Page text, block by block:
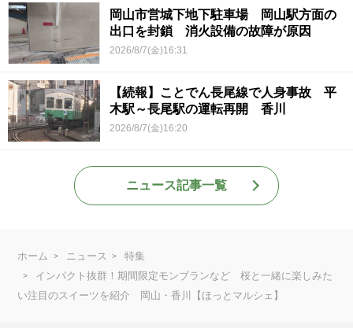
岡山市営城下地下駐車場 岡山駅方面の
出口を封鎖 消火設備の故障が原因
2026/8/7(金)16:31
【続報】ことでん長尾線で人身事故 平
木駅～長尾駅の運転再開 香川
2026/8/7(金)16:20
ニュース記事一覧
ホーム ニュース
特集
インパクト抜群！期間限定モンブランなど 桜と一緒に楽しみた
い注目のスイーツを紹介 岡山・香川【ほっとマルシェ】